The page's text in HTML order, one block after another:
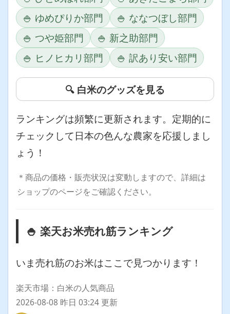
🍚 ゆめぴりか部門
🍚 ななつぼし部門
🍚 つや姫部門
🍚 新之助部門
🍚 ヒノヒカリ部門
🍚 訳あり安い部門
🔍 白米のグッズを見る
ランキングは頻繁に更新されます。定期的に
チェックして日本の色んな農家を応援しまし
ょう！
＊商品の価格・販売状況は変動しますので、詳細は
ショップのページをご確認ください。
🍚 楽天お米売れ筋ランキング
いま売れ筋のお米はここで見つかります！
楽天市場：白米の人気商品
2026-08-08 昨日 03:24 更新